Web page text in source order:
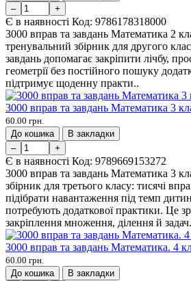
–
+
Є в наявності Код: 9786178318000
3000 вправ та завдань Математика 2
тренувальний збірник для другого
завдань допомагає закріпити лічбу,
геометрії без постійного пошуку
підтримує щоденну практи..
3000 вправ та завдань Математика 3
60.00 грн.
До кошика
В закладки
–
+
Є в наявності Код: 9789669153272
3000 вправ та завдань Математика 3
збірник для третього класу: тисячі
підібрати навантаження під темп
потребують додаткової практики. Це
закріплення множення, ділення й
3000 вправ та завдань Математика. 4
60.00 грн.
До кошика
В закладки